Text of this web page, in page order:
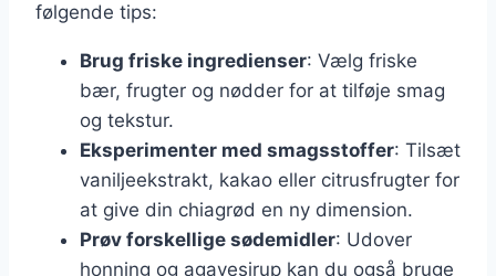
følgende tips:
Brug friske ingredienser: Vælg friske
bær, frugter og nødder for at tilføje smag
og tekstur.
Eksperimenter med smagsstoffer: Tilsæt
vaniljeekstrakt, kakao eller citrusfrugter for
at give din chiagrød en ny dimension.
Prøv forskellige sødemidler: Udover
honning og agavesirup kan du også bruge